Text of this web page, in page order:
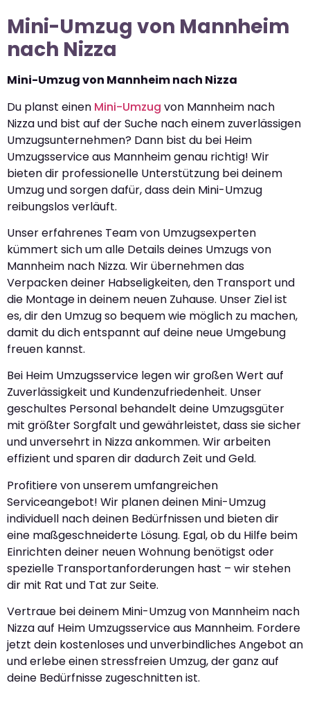
Mini-Umzug von Mannheim
nach Nizza
Mini-Umzug von Mannheim nach Nizza
Du planst einen Mini-Umzug von Mannheim nach
Nizza und bist auf der Suche nach einem zuverlässigen
Umzugsunternehmen? Dann bist du bei Heim
Umzugsservice aus Mannheim genau richtig! Wir
bieten dir professionelle Unterstützung bei deinem
Umzug und sorgen dafür, dass dein Mini-Umzug
reibungslos verläuft.
Unser erfahrenes Team von Umzugsexperten
kümmert sich um alle Details deines Umzugs von
Mannheim nach Nizza. Wir übernehmen das
Verpacken deiner Habseligkeiten, den Transport und
die Montage in deinem neuen Zuhause. Unser Ziel ist
es, dir den Umzug so bequem wie möglich zu machen,
damit du dich entspannt auf deine neue Umgebung
freuen kannst.
Bei Heim Umzugsservice legen wir großen Wert auf
Zuverlässigkeit und Kundenzufriedenheit. Unser
geschultes Personal behandelt deine Umzugsgüter
mit größter Sorgfalt und gewährleistet, dass sie sicher
und unversehrt in Nizza ankommen. Wir arbeiten
effizient und sparen dir dadurch Zeit und Geld.
Profitiere von unserem umfangreichen
Serviceangebot! Wir planen deinen Mini-Umzug
individuell nach deinen Bedürfnissen und bieten dir
eine maßgeschneiderte Lösung. Egal, ob du Hilfe beim
Einrichten deiner neuen Wohnung benötigst oder
spezielle Transportanforderungen hast – wir stehen
dir mit Rat und Tat zur Seite.
Vertraue bei deinem Mini-Umzug von Mannheim nach
Nizza auf Heim Umzugsservice aus Mannheim. Fordere
jetzt dein kostenloses und unverbindliches Angebot an
und erlebe einen stressfreien Umzug, der ganz auf
deine Bedürfnisse zugeschnitten ist.